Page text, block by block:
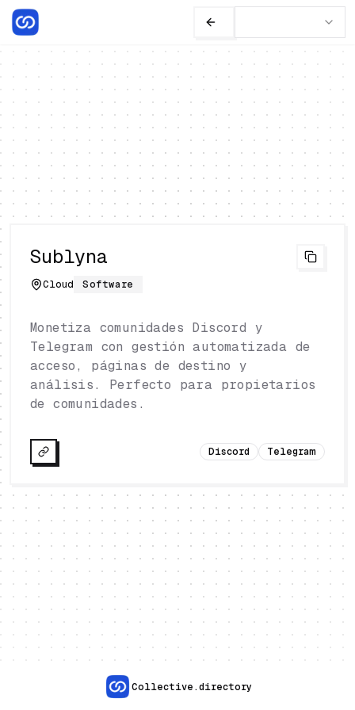
Sublyna
Cloud Software
Monetiza comunidades Discord y
Telegram con gestión automatizada de
acceso, páginas de destino y
análisis. Perfecto para propietarios
de comunidades.
Discord Telegram
Collective.directory